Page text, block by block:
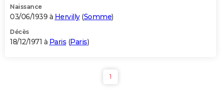
Naissance
03/06/1939 à Hervilly(Somme)
Décès
18/12/1971 à Paris (Paris)
1